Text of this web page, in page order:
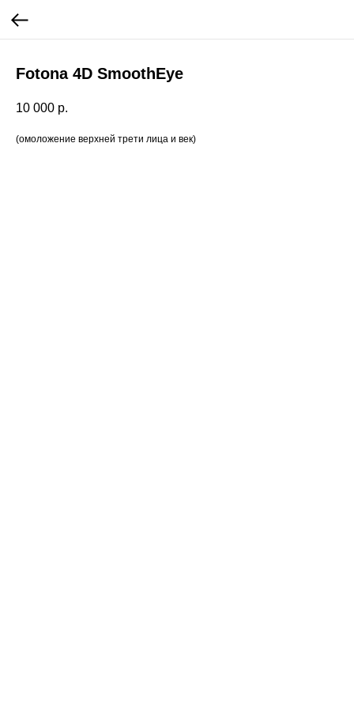
Fotona 4D SmoothEye
10 000 р.
(омоложение верхней трети лица и век)